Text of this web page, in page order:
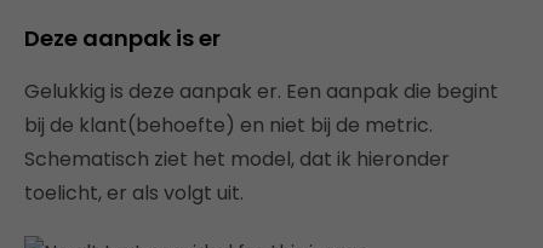
Deze aanpak is er
Gelukkig is deze aanpak er. Een aanpak die begint
bij de klant(behoefte) en niet bij de metric.
Schematisch ziet het model, dat ik hieronder
toelicht, er als volgt uit.